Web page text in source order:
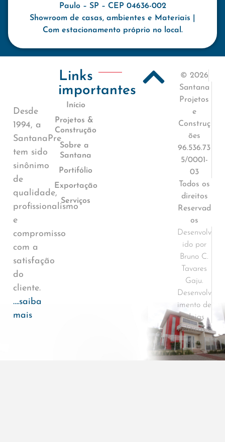
Paulo – SP – CEP 04636-002
Showroom de casas, ambientes e Materiais |
Com estacionamento próprio no local.
Desde
1994, a
SantanaPre
tem sido
sinônimo
de
qualidade,
profissionalismo
e
compromisso
com a
satisfação
do
cliente.
….saiba
mais
Links
importantes
Início
Projetos &
Construção
Sobre a
Santana
Portifólio
Exportação
Serviços
© 2026
Santana
Projetos
e
Construç
ões
96.536.73
5/0001-
03
Todos os
direitos
Reservad
os
Desenvolv
ido por
Bruno C.
Tavares
Gaju.
Desenvolv
imento de
ideias
Políticas e
Termos